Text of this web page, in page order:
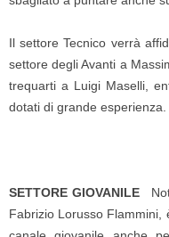
Il settore Tecnico verrà
settore degli Avanti a
trequarti a Luigi Maselli,
dotati di grande esperienza.
SETTORE GIOVANILE
Fabrizio Lorusso Flammini,